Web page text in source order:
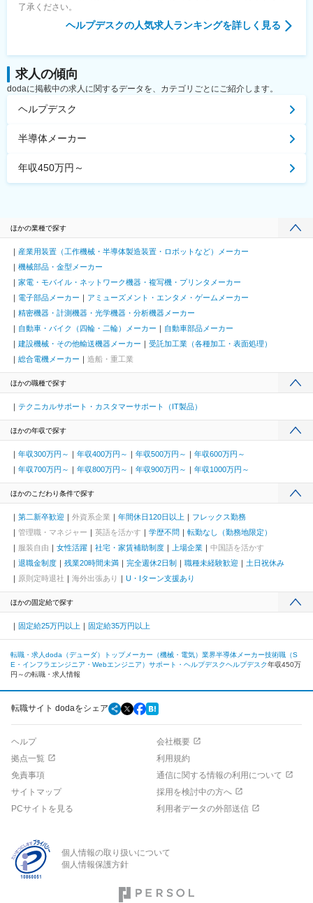
了承ください。
ヘルプデスクの人気求人ランキングを詳しく見る
求人の傾向
dodaに掲載中の求人に関するデータを、カテゴリごとにご紹介します。
ヘルプデスク
半導体メーカー
年収450万円～
ほかの業種で探す
産業用装置（工作機械・半導体製造装置・ロボットなど）メーカー
機械部品・金型メーカー
家電・モバイル・ネットワーク機器・複写機・プリンタメーカー
電子部品メーカー
アミューズメント・エンタメ・ゲームメーカー
精密機器・計測機器・光学機器・分析機器メーカー
自動車・バイク（四輪・二輪）メーカー
自動車部品メーカー
建設機械・その他輸送機器メーカー
受託加工業（各種加工・表面処理）
総合電機メーカー
造船・重工業
ほかの職種で探す
テクニカルサポート・カスタマーサポート（IT製品）
ほかの年収で探す
年収300万円～ 年収400万円～ 年収500万円～
年収600万円～
年収700万円～
年収800万円～ 年収900万円～ 年収1000万円～
ほかのこだわり条件で探す
第二新卒歓迎 外資系企業 年間休日120日以上
フレックス勤務
管理職・マネジャー
英語を活かす 学歴不問
転勤なし（勤務地限定）
服装自由
女性活躍 社宅・家賃補助制度 上場企業
中国語を活かす
退職金制度
残業20時間未満 完全週休2日制 職種未経験歓迎
土日祝休み
原則定時退社
海外出張あり U・Iターン支援あり
ほかの固定給で探す
固定給25万円以上 固定給35万円以上
転職・求人doda（デューダ）トップメーカー（機械・電気）業界半導体メーカー技術職（S
E・インフラエンジニア・Webエンジニア） サポート・ヘルプデスクヘルプデスク年収450万
円～の転職・求人情報
転職サイト dodaをシェア
ヘルプ
会社概要
拠点一覧
利用規約
免責事項
通信に関する情報の利用について
サイトマップ
採用を検討中の方へ
PCサイトを見る
利用者データの外部送信
個人情報の取り扱いについて
個人情報保護方針